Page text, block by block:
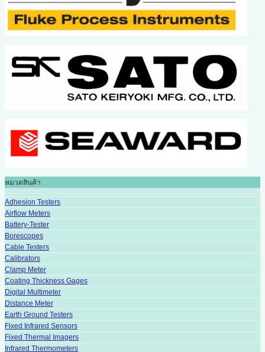
หมวดสินค้า
Adhesion Testers
Airflow Meters
Battery-Tester
Borescopes
Cable Testers
Calibrators
Clamp Meter
Coating Thickness Gages
Digital Multimeter
Distance Meter
Earth Ground Testers
Fixed Infrared Sensors
Fixed Thermal Imagers
Infrared Thermometers